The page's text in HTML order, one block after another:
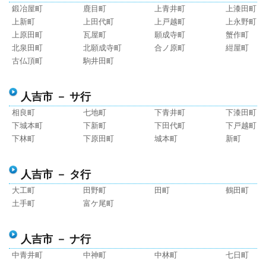
鍛冶屋町 鹿目町 上青井町
上漆田町
上新町
上田代町 上戸越町
上永野町
上原田町
瓦屋町 願成寺町
蟹作町
北泉田町
北願成寺町 合ノ原町
紺屋町
古仏頂町
駒井田町
人吉市 － サ行
相良町 七地町 下青井町
下漆田町
下城本町
下新町 下田代町
下戸越町
下林町
下原田町 城本町 新町
人吉市 － タ行
大工町 田野町 田町
鶴田町
土手町
富ケ尾町
人吉市 － ナ行
中青井町 中神町 中林町
七日町